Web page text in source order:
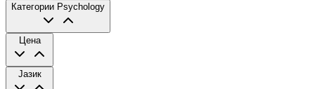
Категории Psychology
Цена
Јазик